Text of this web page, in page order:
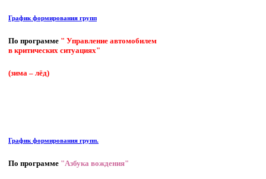
График формирования групп
По программе " Управление автомобилем
в критических ситуациях"
(зима – лёд)
График формирования групп.
По программе "Азбука вождения"